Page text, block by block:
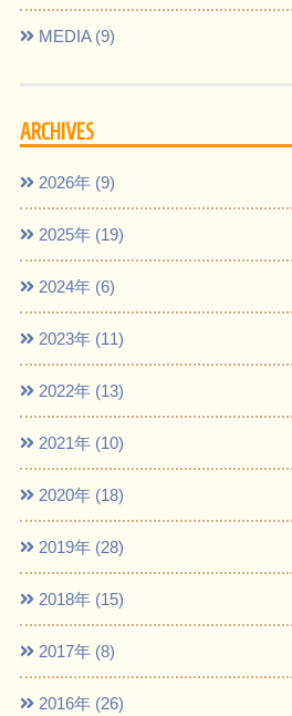
MEDIA (9)
ARCHIVES
2026年 (9)
2025年 (19)
2024年 (6)
2023年 (11)
2022年 (13)
2021年 (10)
2020年 (18)
2019年 (28)
2018年 (15)
2017年 (8)
2016年 (26)